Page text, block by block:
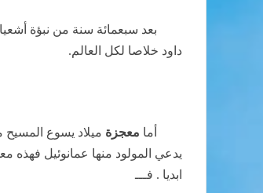
بعد سبعمائة سنة من نبؤة
داود خلاصا لكل العالم.
أما معجزة ميلاد يسوع
يدعي المولود منها عمانوئيل فهذه
ابديا . فـــ